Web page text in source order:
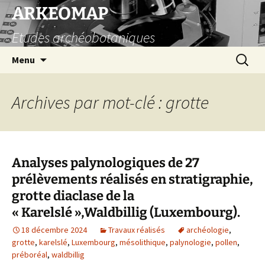
Aller
au
contenu
ARKEOMAP
Etudes archéobotaniques
Menu
Archives par mot-clé : grotte
Analyses palynologiques de 27
prélèvements réalisés en stratigraphie,
grotte diaclase de la
« Karelslé »,Waldbillig (Luxembourg).
18 décembre 2024 Travaux réalisés archéologie,
grotte, karelslé, Luxembourg, mésolithique, palynologie, pollen,
préboréal, waldbillig